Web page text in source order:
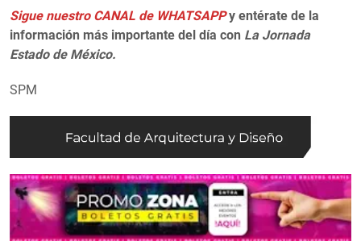
Sigue nuestro CANAL de WHATSAPPy entérate de la
información más importante del día con La Jornada
Estado de México.
SPM